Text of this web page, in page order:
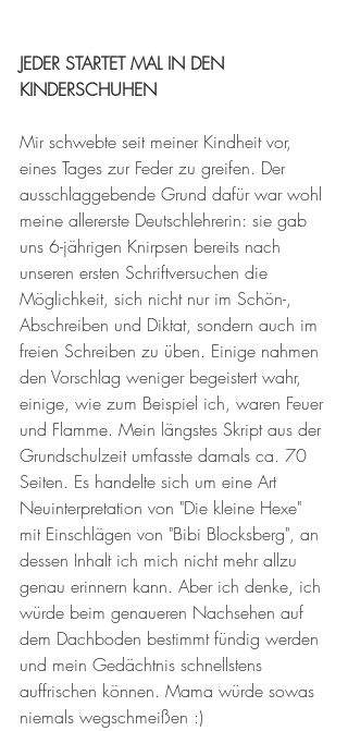
JEDER STARTET MAL IN DEN
KINDERSCHUHEN
Mir schwebte seit meiner Kindheit vor,
eines Tages zur Feder zu greifen. Der
ausschlaggebende Grund dafür war wohl
meine allererste Deutschlehrerin: sie gab
uns 6-jährigen Knirpsen bereits nach
unseren ersten Schriftversuchen die
Möglichkeit, sich nicht nur im Schön-,
Abschreiben und Diktat, sondern auch im
freien Schreiben zu üben. Einige nahmen
den Vorschlag weniger begeistert wahr,
einige, wie zum Beispiel ich, waren Feuer
und Flamme. Mein längstes Skript aus der
Grundschulzeit umfasste damals ca. 70
Seiten. Es handelte sich um eine Art
Neuinterpretation von "Die kleine Hexe"
mit Einschlägen von "Bibi Blocksberg", an
dessen Inhalt ich mich nicht mehr allzu
genau erinnern kann. Aber ich denke, ich
würde beim genaueren Nachsehen auf
dem Dachboden bestimmt fündig werden
und mein Gedächtnis schnellstens
auffrischen können. Mama würde sowas
niemals wegschmeißen :)